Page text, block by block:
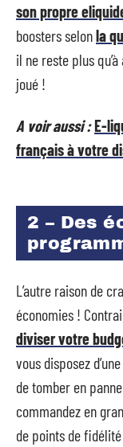
son propre
boosters selonla
il ne reste plus
joué !
A voir aussi :E-
français à votre
2 – Des
L’autre raison de
économies !
diviser votre
vous disposez
de tomber en
commandez en
de points de